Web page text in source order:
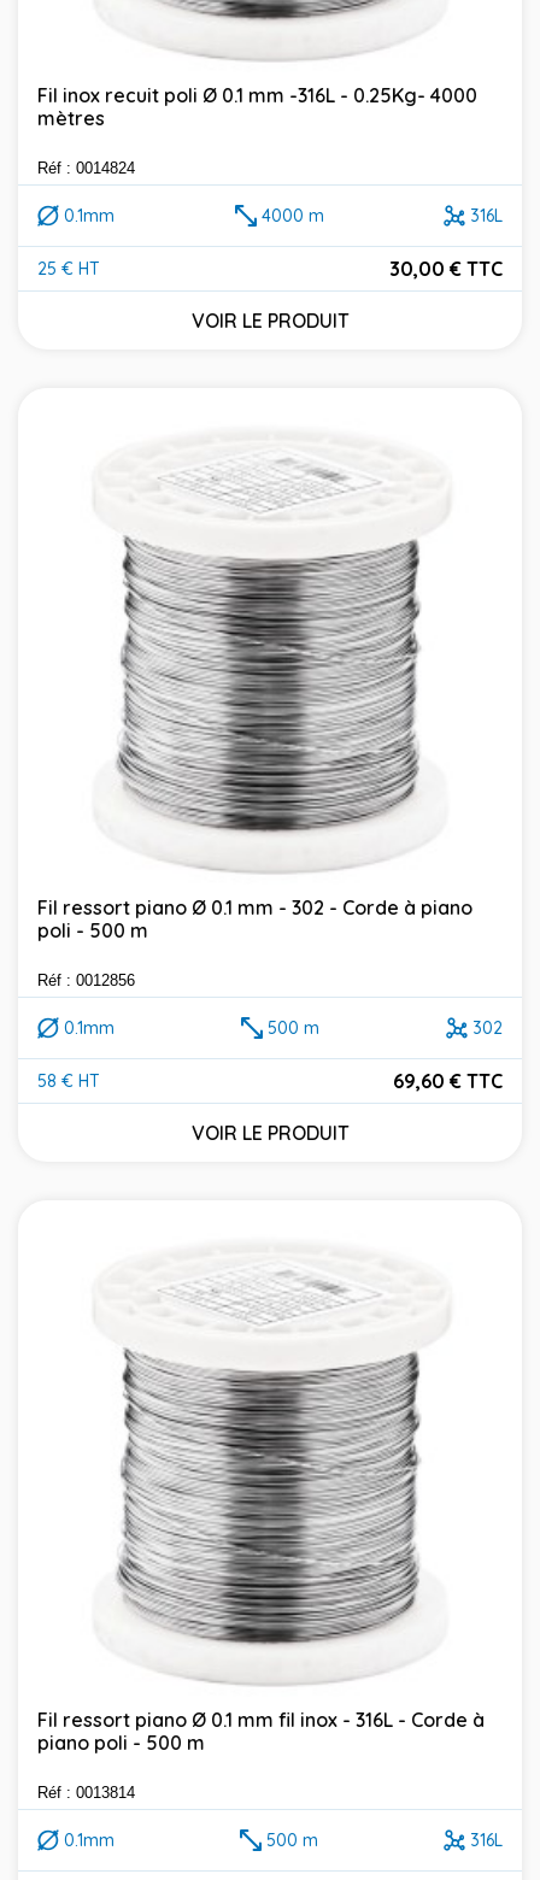
Fil inox recuit poli Ø 0.1 mm -316L - 0.25Kg- 4000
mètres
Réf : 0014824
0.1mm 4000 m 316L
25 € HT
Prix
30,00 € TTC
VOIR LE PRODUIT
Fil ressort piano Ø 0.1 mm - 302 - Corde à piano
poli - 500 m
Réf : 0012856
0.1mm 500 m 302
58 € HT
Prix
69,60 € TTC
VOIR LE PRODUIT
Fil ressort piano Ø 0.1 mm fil inox - 316L - Corde à
piano poli - 500 m
Réf : 0013814
0.1mm 500 m 316L